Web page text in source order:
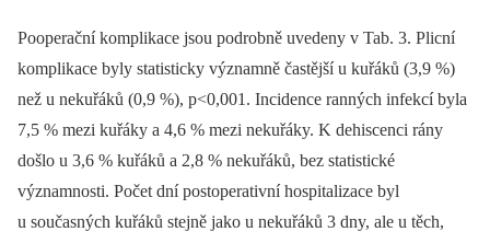
Pooperační komplikace jsou podrobně uvedeny v Tab. 3. Plicní
komplikace byly statisticky významně častější u kuřáků (3,9 %)
než u nekuřáků (0,9 %), p<0,001. Incidence ranných infekcí byla
7,5 % mezi kuřáky a 4,6 % mezi nekuřáky. K dehiscenci rány
došlo u 3,6 % kuřáků a 2,8 % nekuřáků, bez statistické
významnosti. Počet dní postoperativní hospitalizace byl
u současných kuřáků stejně jako u nekuřáků 3 dny, ale u těch,